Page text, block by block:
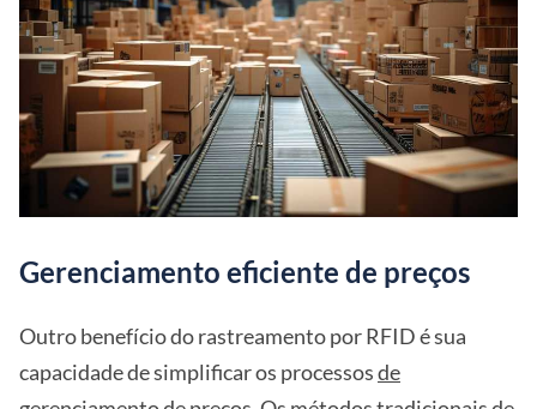
Gerenciamento eficiente de preços
Outro benefício do rastreamento por RFID é sua
capacidade de simplificar os processosde